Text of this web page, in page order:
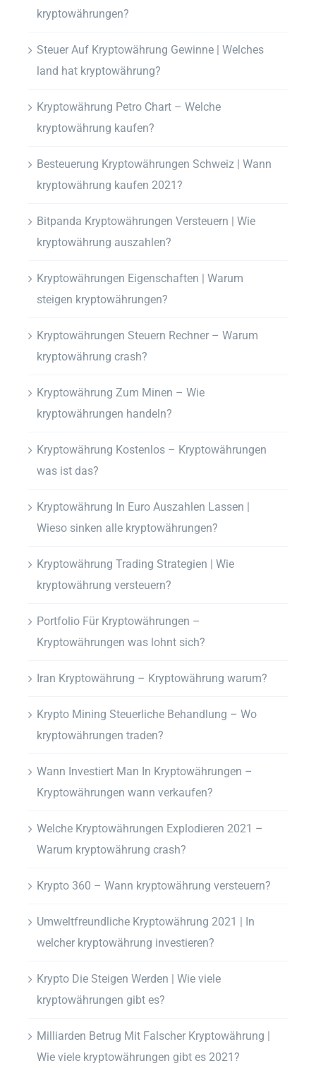
kryptowährungen?
Steuer Auf Kryptowährung Gewinne | Welches
land hat kryptowährung?
Kryptowährung Petro Chart – Welche
kryptowährung kaufen?
Besteuerung Kryptowährungen Schweiz | Wann
kryptowährung kaufen 2021?
Bitpanda Kryptowährungen Versteuern | Wie
kryptowährung auszahlen?
Kryptowährungen Eigenschaften | Warum
steigen kryptowährungen?
Kryptowährungen Steuern Rechner – Warum
kryptowährung crash?
Kryptowährung Zum Minen – Wie
kryptowährungen handeln?
Kryptowährung Kostenlos – Kryptowährungen
was ist das?
Kryptowährung In Euro Auszahlen Lassen |
Wieso sinken alle kryptowährungen?
Kryptowährung Trading Strategien | Wie
kryptowährung versteuern?
Portfolio Für Kryptowährungen –
Kryptowährungen was lohnt sich?
Iran Kryptowährung – Kryptowährung warum?
Krypto Mining Steuerliche Behandlung – Wo
kryptowährungen traden?
Wann Investiert Man In Kryptowährungen –
Kryptowährungen wann verkaufen?
Welche Kryptowährungen Explodieren 2021 –
Warum kryptowährung crash?
Krypto 360 – Wann kryptowährung versteuern?
Umweltfreundliche Kryptowährung 2021 | In
welcher kryptowährung investieren?
Krypto Die Steigen Werden | Wie viele
kryptowährungen gibt es?
Milliarden Betrug Mit Falscher Kryptowährung |
Wie viele kryptowährungen gibt es 2021?